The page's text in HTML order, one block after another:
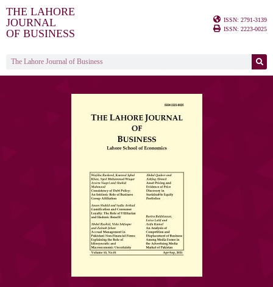
THE LAHORE
JOURNAL
OF BUSINESS
ISSN: 2791-3139
ISSN: 2223-0025